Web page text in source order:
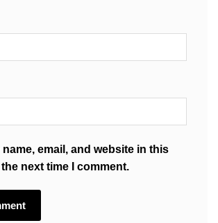
name, email, and website in this
next time I comment.